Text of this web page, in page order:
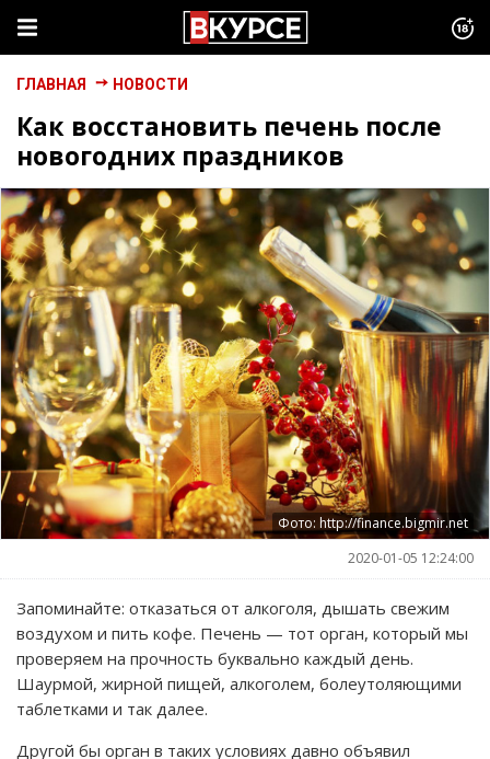
ГЛАВНАЯ НОВОСТИ
Как восстановить печень после
новогодних праздников
Фото: http://finance.bigmir.net
2020-01-05 12:24:00
Запоминайте: отказаться от алкоголя, дышать свежим
воздухом и пить кофе. Печень — тот орган, который мы
проверяем на прочность буквально каждый день.
Шаурмой, жирной пищей, алкоголем, болеутоляющими
таблетками и так далее.
Другой бы орган в таких условиях давно объявил